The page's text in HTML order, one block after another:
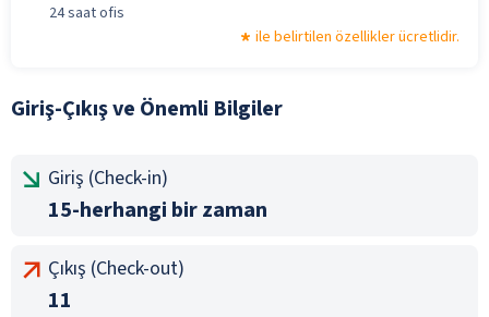
24 saat ofis
ile belirtilen özellikler ücretlidir.
Giriş-Çıkış ve Önemli Bilgiler
Giriş (Check-in)
15-herhangi bir zaman
Çıkış (Check-out)
11